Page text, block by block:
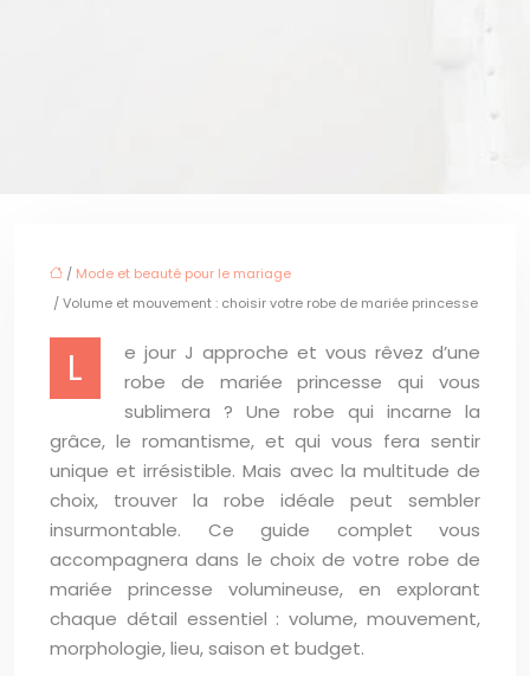
/ Mode et beauté pour le mariage
/ Volume et mouvement : choisir votre robe de mariée princesse
L
e jour J approche et vous rêvez d’une
robe de mariée princesse qui vous
sublimera ? Une robe qui incarne la
grâce, le romantisme, et qui vous fera sentir
unique et irrésistible. Mais avec la multitude de
choix, trouver la robe idéale peut sembler
insurmontable. Ce guide complet vous
accompagnera dans le choix de votre robe de
mariée princesse volumineuse, en explorant
chaque détail essentiel : volume, mouvement,
morphologie, lieu, saison et budget.